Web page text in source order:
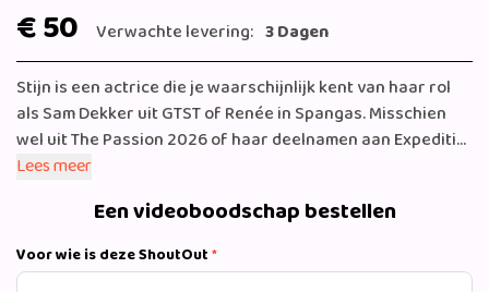
€ 50 Verwachte levering: 3 Dagen
Stijn is een actrice die je waarschijnlijk kent van haar rol
als Sam Dekker uit GTST of Renée in Spangas. Misschien
wel uit The Passion 2026 of haar deelnamen aan Expeditie
Robinson, DanceDanceDance. En nog veel meer natuurlijk ;)
Lees meer
Een videoboodschap bestellen
Voor wie is deze ShoutOut*